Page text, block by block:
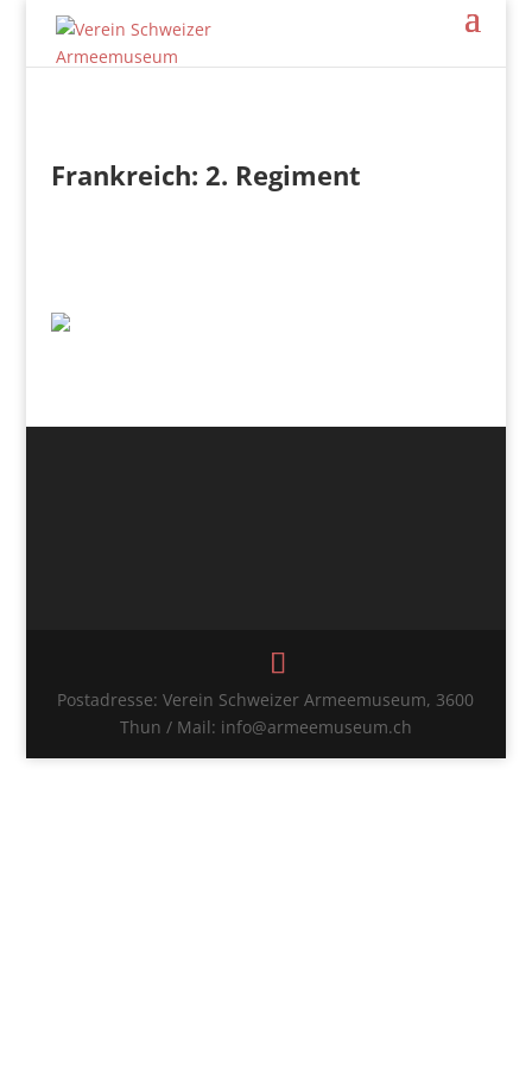
Frankreich: 2. Regiment
Postadresse: Verein Schweizer Armeemuseum, 3600
Thun / Mail: info@armeemuseum.ch